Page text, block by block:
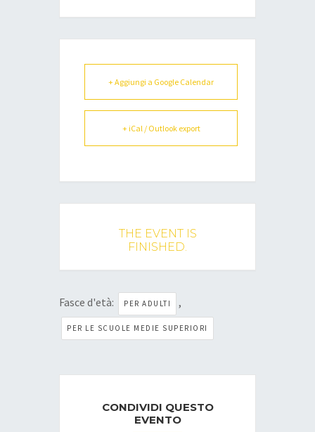
+ Aggiungi a Google Calendar
+ iCal / Outlook export
THE EVENT IS
FINISHED.
Fasce d'età: PER ADULTI ,
PER LE SCUOLE MEDIE SUPERIORI
CONDIVIDI QUESTO
EVENTO